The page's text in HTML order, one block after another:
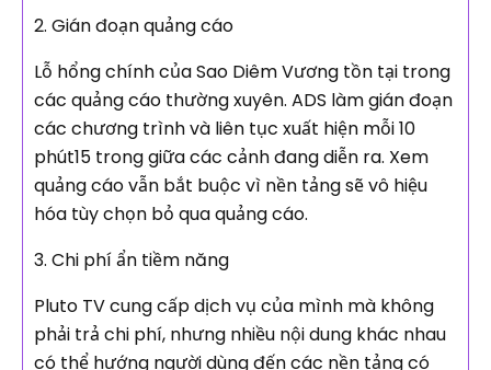
2. Gián đoạn quảng cáo
Lỗ hổng chính của Sao Diêm Vương tồn tại trong
các quảng cáo thường xuyên. ADS làm gián đoạn
các chương trình và liên tục xuất hiện mỗi 10
phút15 trong giữa các cảnh đang diễn ra. Xem
quảng cáo vẫn bắt buộc vì nền tảng sẽ vô hiệu
hóa tùy chọn bỏ qua quảng cáo.
3. Chi phí ẩn tiềm năng
Pluto TV cung cấp dịch vụ của mình mà không
phải trả chi phí, nhưng nhiều nội dung khác nhau
có thể hướng người dùng đến các nền tảng có